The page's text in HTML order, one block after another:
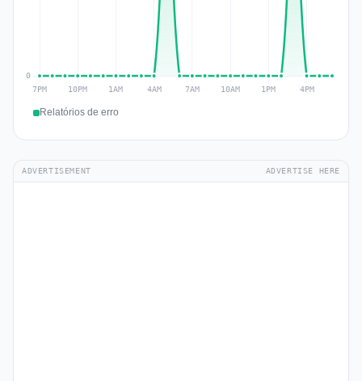
Relatórios de erro
ADVERTISEMENT ADVERTISE HERE